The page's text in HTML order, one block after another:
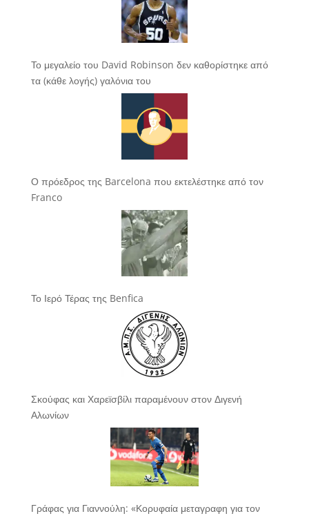
Το μεγαλείο του David Robinson δεν καθορίστηκε από
τα (κάθε λογής) γαλόνια του
Ο πρόεδρος της Barcelona που εκτελέστηκε από τον
Franco
Το Ιερό Τέρας της Benfica
Σκούφας και Χαρεϊσβίλι παραμένουν στον Διγενή
Αλωνίων
Γράφας για Γιαννούλη: «Κορυφαία μεταγραφη για τον